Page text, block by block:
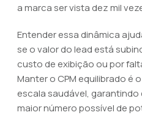
a marca ser vista dez mil
Entender essa dinâmica
se o valor do lead está
custo de exibição ou por
Manter o CPM equilibrado é
escala saudável,
maior número possível de